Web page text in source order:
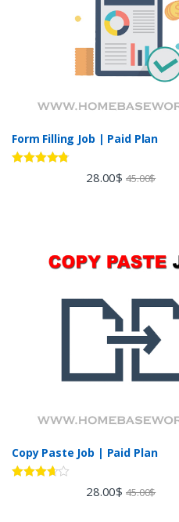
Form Filling Job | Paid Plan
28.00$ 45.00$
Copy Paste Job | Paid Plan
28.00$ 45.00$